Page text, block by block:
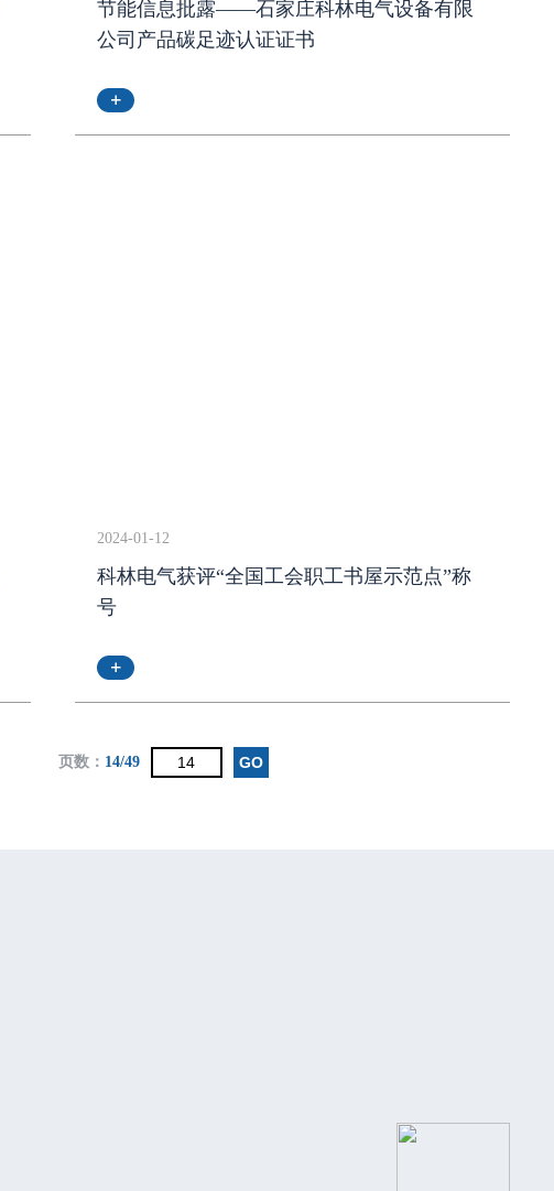
节能信息批露——石家庄科林电气设备有限
公司产品碳足迹认证证书
2024-01-12
科林电气获评“全国工会职工书屋示范点”称
号
页数： 14/49